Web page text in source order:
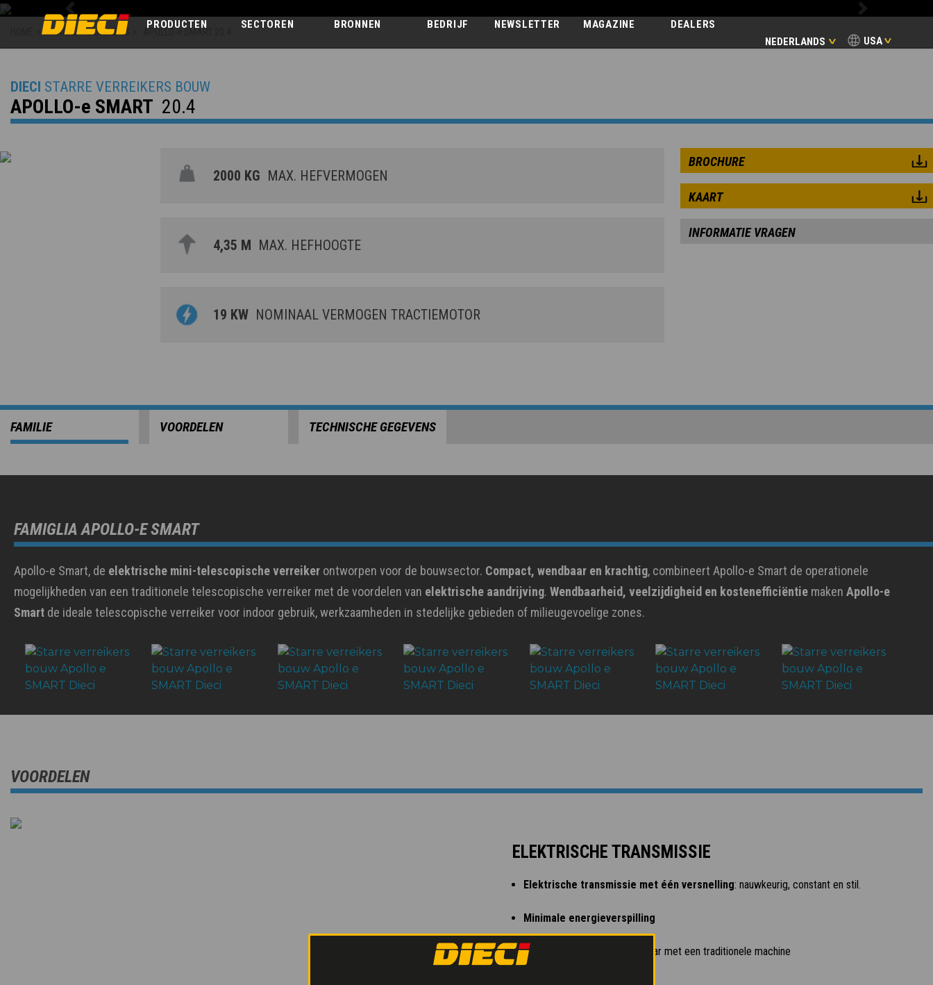
USA
NEDERLANDS
NEWSLETTER MAGAZINE DEALERS
PRODUCTEN SECTOREN BRONNEN BEDRIJF
Previous Next
APOLLO-E SMART
STARRE VERREIKERS
DIECI STARRE VERREIKERS BOUW
APOLLO-e SMART 20.4
2000 KG MAX. HEFVERMOGEN
4,35 M MAX. HEFHOOGTE
19 KWNOMINAAL VERMOGEN TRACTIEMOTOR
BROCHURE
KAART
INFORMATIE VRAGEN
FAMILIE VOORDELEN TECHNISCHE GEGEVENS
FAMIGLIA APOLLO-E SMART
Apollo-e Smart, de elektrische mini-telescopische verreiker ontworpen voor de bouwsector. Compact, wendbaar en krachtig, combineert Apollo-e Smart de operationele
mogelijkheden van een traditionele telescopische verreiker met de voordelen van elektrische aandrijving. Wendbaarheid, veelzijdigheid en kostenefficiëntie maken Apollo-e
Smart de ideale telescopische verreiker voor indoor gebruik, werkzaamheden in stedelijke gebieden of milieugevoelige zones.
VOORDELEN
ELEKTRISCHE TRANSMISSIE
Elektrische transmissie met één versnelling: nauwkeurig, constant en stil.
Minimale energieverspilling
Maximale tractie vergelijkbaar met een traditionele machine